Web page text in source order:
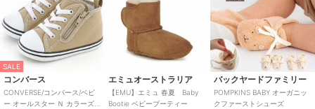
SALE
コンバース
CONVERSE/コンバース/ベビ
ー オールスター Ｎ カラーズ
エミュオーストラリア
【EMU】エミュ 春夏 Baby
Bootie ベビーブーティー
バックヤードファミリー
POMPKINS BABY オーガニッ
クファーストシューズ